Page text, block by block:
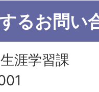
るお問い
涯学習課